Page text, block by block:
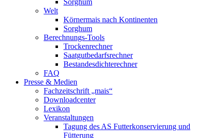
Welt
Körnermais nach Kontinenten
Sorghum
Berechnungs-Tools
Trockenrechner
Saatgutbedarfsrechner
Bestandesdichterechner
FAQ
Presse & Medien
Fachzeitschrift „mais“
Downloadcenter
Lexikon
Veranstaltungen
Tagung des AS Futterkonservierung und
Fütterung